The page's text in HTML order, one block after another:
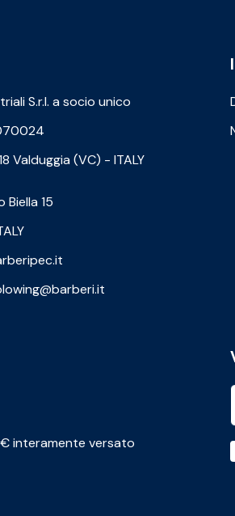
S.r.l. a socio unico
Valduggia (VC) - ITALY
Biella 15
interamente versato